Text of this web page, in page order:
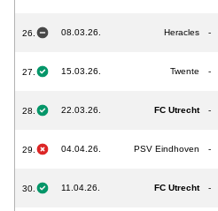
26. 08.03.26. Heracles -
27. 15.03.26. Twente -
28. 22.03.26. FC Utrecht -
29. 04.04.26. PSV Eindhoven -
30. 11.04.26. FC Utrecht -